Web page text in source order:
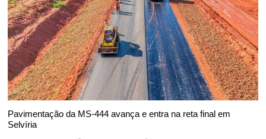
Pavimentação da MS-444 avança e entra na reta final em
Selvíria